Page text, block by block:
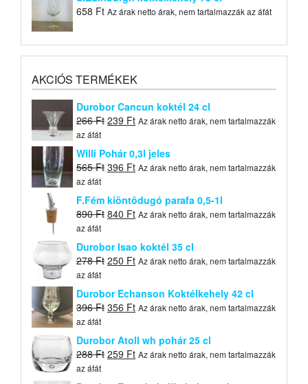
658 Ft Az árak netto árak, nem tartalmazzák az áfát
AKCIÓS TERMÉKEK
Durobor Cancun koktél 24 cl
266Ft Original
was:
266 Ft.
239 FtCurrent
is:
239 Ft.
Az árak netto árak, nem tartalmazzák
az áfát
Willi Pohár 0,3l jeles
565Ft Original
was:
565 Ft.
396 FtCurrent
is:
396 Ft.
Az árak netto árak, nem tartalmazzák
az áfát
F.Fém kiöntõdugó parafa 0,5-1l
890Ft Original
was:
890 Ft.
840 FtCurrent
is:
840 Ft.
Az árak netto árak, nem tartalmazzák
az áfát
Durobor Isao koktél 35 cl
278Ft Original
was:
278 Ft.
250 FtCurrent
250 Ft.
Az árak netto árak, nem tartalmazzák
az áfát
Durobor Echanson Koktélkehely 42 cl
396Ft Original
was:
396 Ft.
356 FtCurrent
is:
356 Ft.
Az árak netto árak, nem tartalmazzák
az áfát
Durobor Atoll wh pohár 25 cl
288Ft Original
was:
259 FtCurrent
Az árak netto árak, nem tartalmazzák
az áfát